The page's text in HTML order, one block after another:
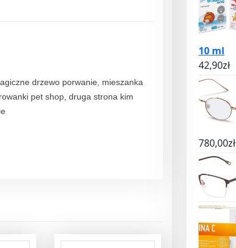
drzewo porwanie, mieszanka
pet shop, druga strona kim
10 ml
42,90zł
780,00zł